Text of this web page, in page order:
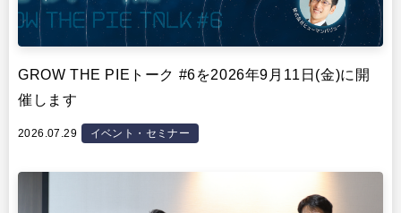
GROW THE PIEトーク #6を2026年9月11日(金)に開
催します
2026.07.29 イベント・セミナー